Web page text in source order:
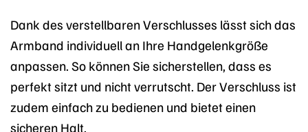
Dank des verstellbaren Verschlusses lässt sich das
Armband individuell an Ihre Handgelenkgröße
anpassen. So können Sie sicherstellen, dass es
perfekt sitzt und nicht verrutscht. Der Verschluss ist
zudem einfach zu bedienen und bietet einen
sicheren Halt.